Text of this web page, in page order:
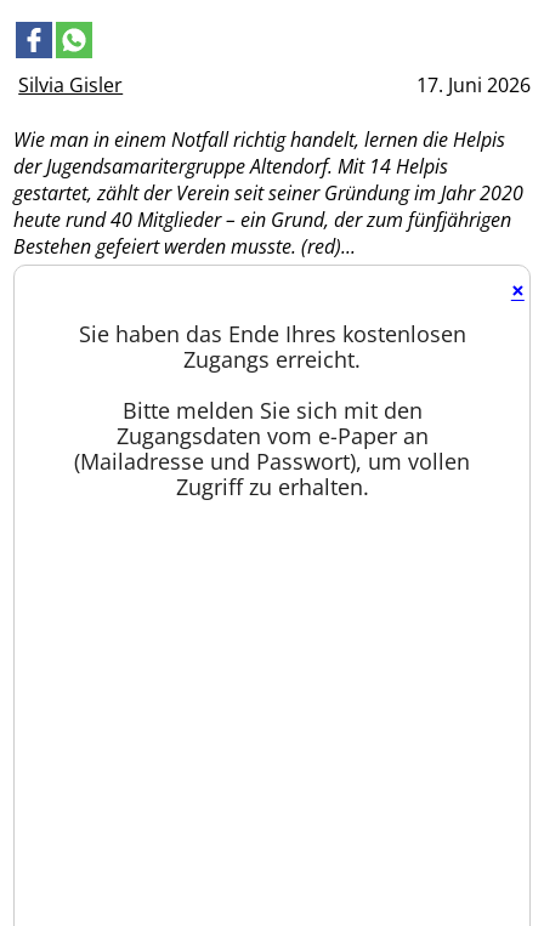
Silvia Gisler 17. Juni 2026
Wie man in einem Notfall richtig handelt, lernen die Helpis
der Jugendsamaritergruppe Altendorf. Mit 14 Helpis
gestartet, zählt der Verein seit seiner Gründung im Jahr 2020
heute rund 40 Mitglieder – ein Grund, der zum fünfjährigen
Bestehen gefeiert werden musste. (red)...
×
Sie haben das Ende Ihres kostenlosen
Zugangs erreicht.
Bitte melden Sie sich mit den
Zugangsdaten vom e-Paper an
(Mailadresse und Passwort), um vollen
Zugriff zu erhalten.